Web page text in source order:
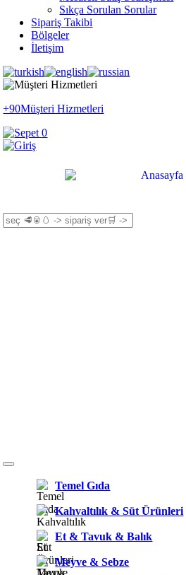
Sıkça Sorulan Sorular
Sipariş Takibi
Bölgeler
İletişim
+90Müşteri Hizmetleri
0
Temel Gıda
Kahvaltılık & Süt Ürünleri
Et & Tavuk & Balık
Meyve & Sebze